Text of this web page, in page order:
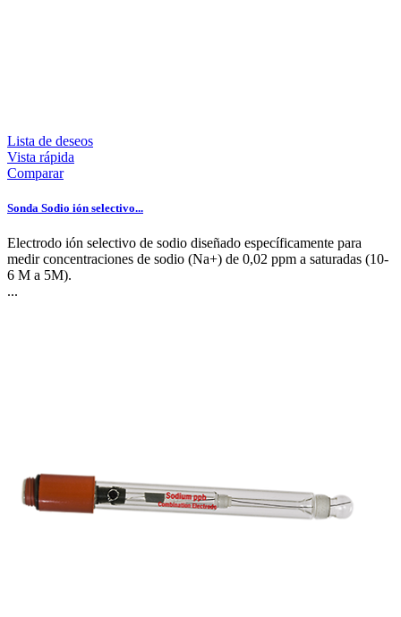
Lista de deseos
Vista rápida
Comparar
Sonda Sodio ión selectivo...
Electrodo ión selectivo de sodio diseñado específicamente para
medir concentraciones de sodio (Na+) de 0,02 ppm a saturadas (10-
6 M a 5M).
...